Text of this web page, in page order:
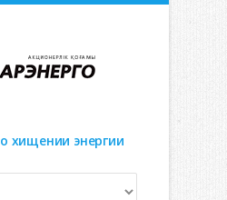
хищении энергии